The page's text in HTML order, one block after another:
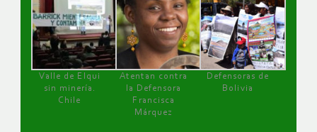
Valle de Elqui
sin minería.
Chile
Atentan contra
la Defensora
Francisca
Márquez
Defensoras de
Bolivia